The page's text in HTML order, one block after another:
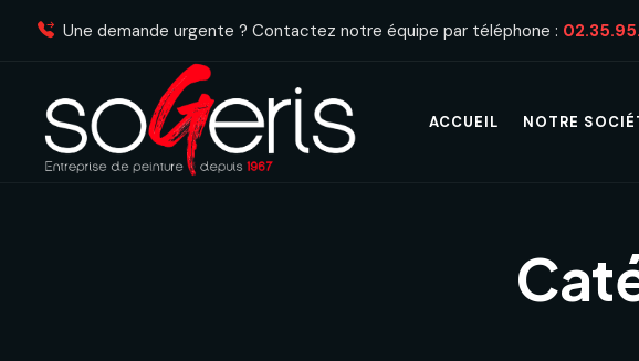
Une demande urgente ? Contactez notre équipe par téléphone :
ACCUEIL NOTRE